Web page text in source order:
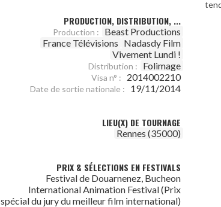
PRODUCTION, DISTRIBUTION, ...
Production :
Beast Productions
France Télévisions Nadasdy Film
Vivement Lundi !
Distribution : Folimage
Visa n° : 2014002210
Date de sortie nationale : 19/11/2014
LIEU(X) DE TOURNAGE
Rennes (35000)
PRIX & SÉLECTIONS EN FESTIVALS
Festival de Douarnenez, Bucheon
International Animation Festival (Prix
spécial du jury du meilleur film international)